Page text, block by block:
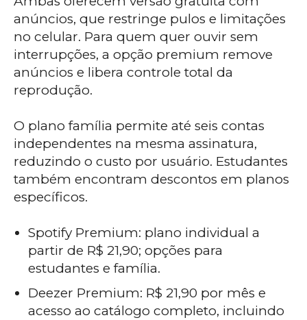
anúncios, que restringe pulos e limitações
no celular. Para quem quer ouvir sem
interrupções, a opção premium remove
anúncios e libera controle total da
reprodução.
O plano família permite até seis contas
independentes na mesma assinatura,
reduzindo o custo por usuário. Estudantes
também encontram descontos em planos
específicos.
Spotify Premium: plano individual a
partir de R$ 21,90; opções para
estudantes e família.
Deezer Premium: R$ 21,90 por mês e
acesso ao catálogo completo, incluindo